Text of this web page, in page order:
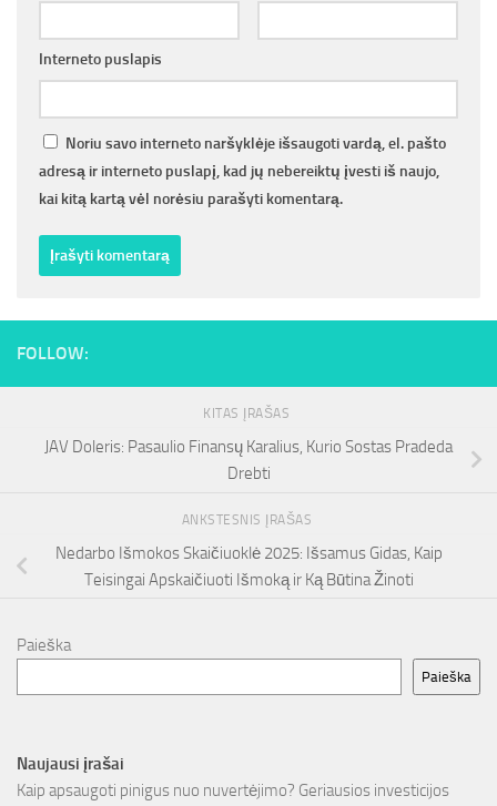
Interneto puslapis
Noriu savo interneto naršyklėje išsaugoti vardą, el. pašto
adresą ir interneto puslapį, kad jų nebereiktų įvesti iš naujo,
kai kitą kartą vėl norėsiu parašyti komentarą.
FOLLOW:
KITAS ĮRAŠAS
JAV Doleris: Pasaulio Finansų Karalius, Kurio Sostas Pradeda
Drebti
ANKSTESNIS ĮRAŠAS
Nedarbo Išmokos Skaičiuoklė 2025: Išsamus Gidas, Kaip
Teisingai Apskaičiuoti Išmoką ir Ką Būtina Žinoti
Paieška
Paieška
Naujausi įrašai
Kaip apsaugoti pinigus nuo nuvertėjimo? Geriausios investicijos